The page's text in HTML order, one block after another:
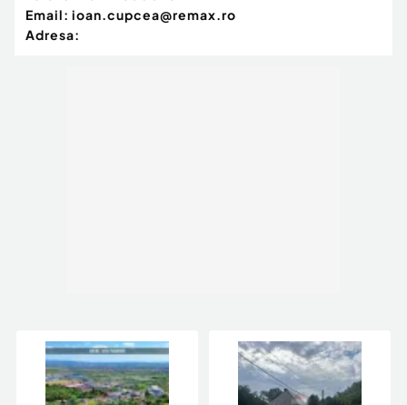
Email: ioan.cupcea@remax.ro
Adresa: